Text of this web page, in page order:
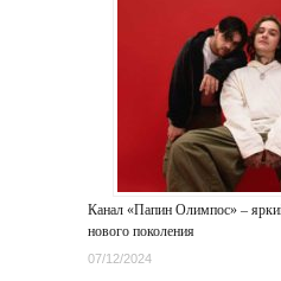
Канал «Папин Олимпос» –
нового поколения
07/12/2024